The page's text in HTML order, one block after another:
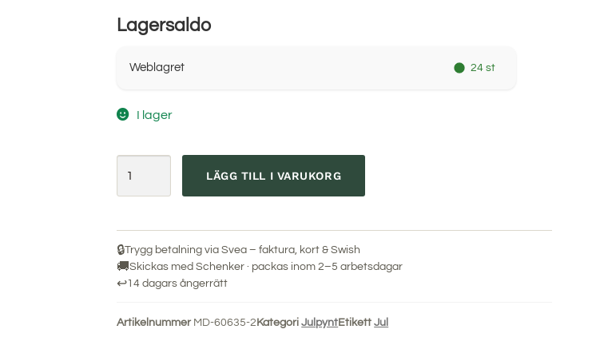
Lagersaldo
Weblagret 24 st
I lager
LÄGG TILL I VARUKORG
🔒Trygg betalning via Svea – faktura, kort & Swish
🚚Skickas med Schenker · packas inom 2–5 arbetsdagar
↩14 dagars ångerrätt
Artikelnummer MD-60635-2 Kategori JulpyntEtikett Jul